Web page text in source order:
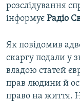
Усі сайти RFE/
розслідування
інформує Радіо
Як повідомив
скаргу подали у
владою статей
прав людини й
право на життя.